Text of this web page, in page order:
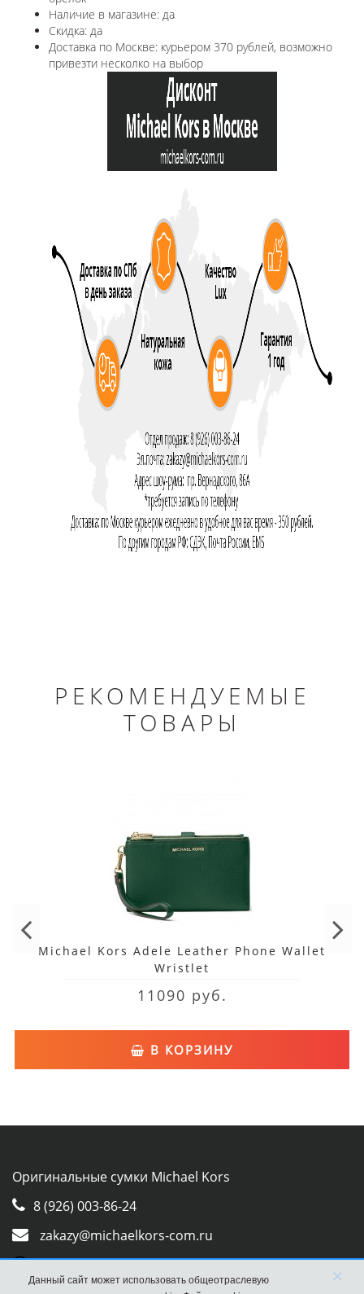
Наличие в магазине: да
Скидка: да
Доставка по Москве: курьером 370 рублей, возможно
привезти несколко на выбор
РЕКОМЕНДУЕМЫЕ
ТОВАРЫ
Michael Kors Adele Leather Phone Wallet
Wristlet
11090 руб.
В КОРЗИНУ
Оригинальные сумки Michael Kors
8 (926) 003-86-24
zakazy@michaelkors-com.ru
Whatsapp
Данный сайт может использовать общеотраслевую
×